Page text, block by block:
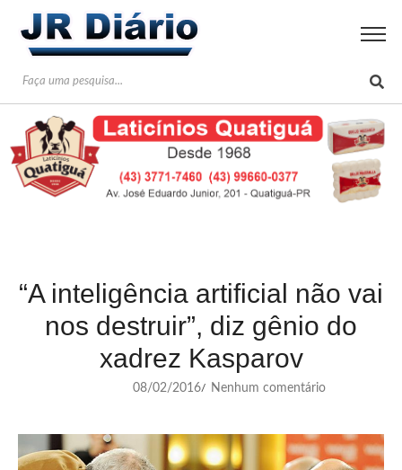
“A inteligência artificial não vai
nos destruir”, diz gênio do
xadrez Kasparov
08/02/2016/ Nenhum comentário